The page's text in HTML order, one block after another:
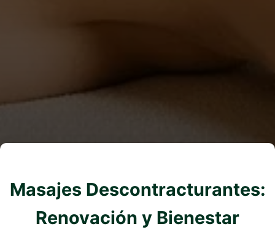
Masajes Descontracturantes:
Renovación y Bienestar